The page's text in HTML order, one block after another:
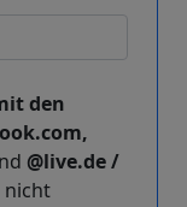
den
@live.de /
nicht